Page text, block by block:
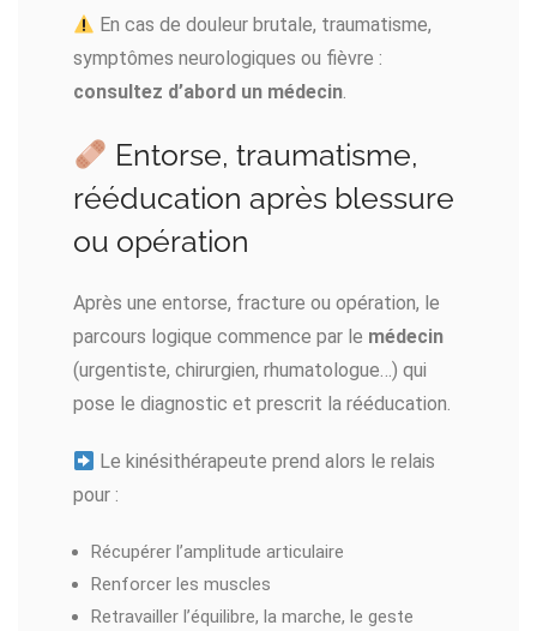
En cas de douleur brutale, traumatisme,
symptômes neurologiques ou fièvre :
consultez d’abord un médecin.
Entorse, traumatisme,
rééducation après blessure
ou opération
Après une entorse, fracture ou opération, le
parcours logique commence par le médecin
(urgentiste, chirurgien, rhumatologue…) qui
pose le diagnostic et prescrit la rééducation.
Le kinésithérapeute prend alors le relais
pour :
Récupérer l’amplitude articulaire
Renforcer les muscles
Retravailler l’équilibre, la marche, le geste